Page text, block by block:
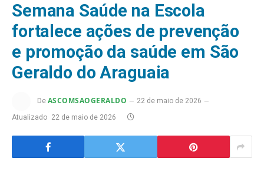
Semana Saúde na Escola
fortalece ações de prevenção
e promoção da saúde em São
Geraldo do Araguaia
De ASCOMSAOGERALDO
22 de maio de 2026
Atualizado 22 de maio de 2026